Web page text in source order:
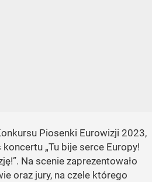
Piosenki Eurowizji 2023,
„Tu bije serce Europy!
Na scenie zaprezentowało
oraz jury, na czele którego